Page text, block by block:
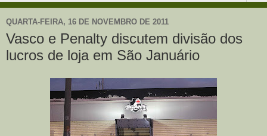
QUARTA-FEIRA, 16 DE NOVEMBRO DE 2011
Vasco e Penalty discutem divisão dos
lucros de loja em São Januário